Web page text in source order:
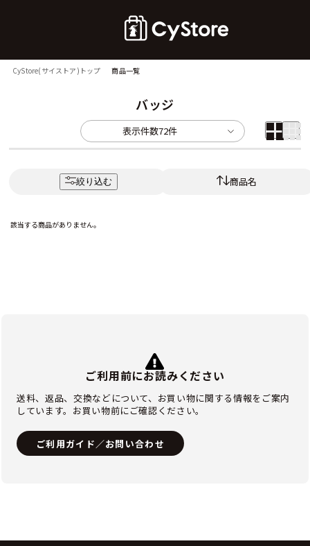
CyStore(サイストア)トップ 商品一覧
バッジ
表示件数72件
絞り込む 商品名
該当する商品がありません。
ご利用前にお読みください
送料、返品、交換などについて、お買い物に関する情報をご案内
しています。お買い物前にご確認ください。
ご利用ガイド／お問い合わせ